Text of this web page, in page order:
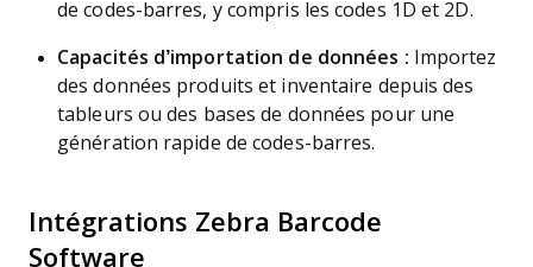
de codes-barres, y compris les codes 1D et 2D.
Capacités d’importation de données : Importez
des données produits et inventaire depuis des
tableurs ou des bases de données pour une
génération rapide de codes-barres.
Intégrations Zebra Barcode
Software